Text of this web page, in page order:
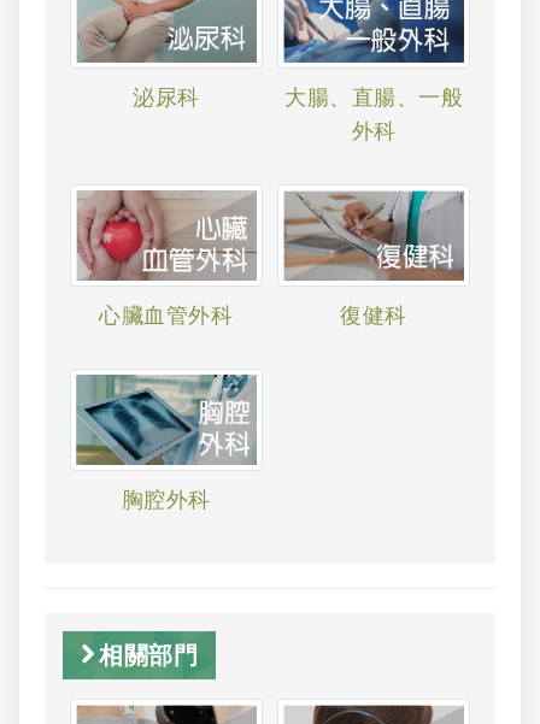
泌尿科
大腸、直腸、一般
外科
心臟血管外科 復健科
胸腔外科
相關部門